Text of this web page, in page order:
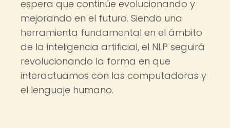
espera que continúe evolucionando y
mejorando en el futuro. Siendo una
herramienta fundamental en el ámbito
de la inteligencia artificial, el NLP seguirá
revolucionando la forma en que
interactuamos con las computadoras y
el lenguaje humano.